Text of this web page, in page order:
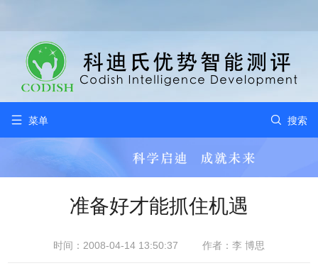
 菜单  搜索
准备好才能抓住机遇
时间：2008-04-14 13:50:37 作者：李 博思